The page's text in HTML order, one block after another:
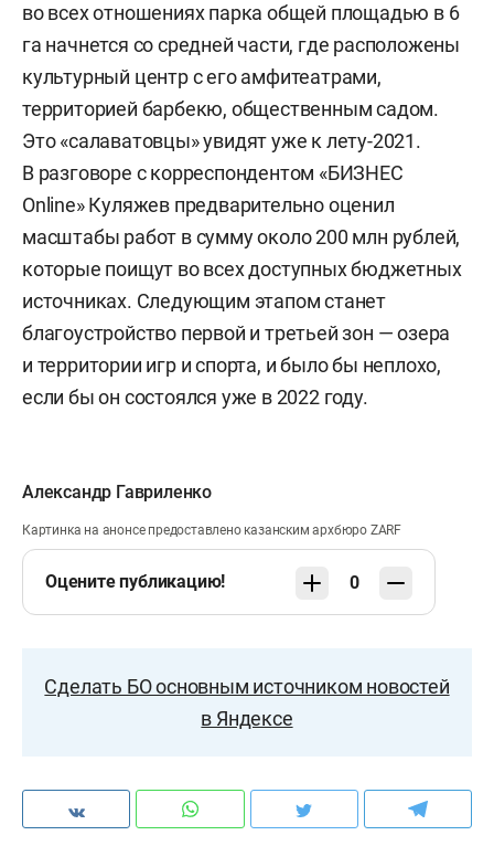
во всех отношениях парка общей площадью в 6
га начнется со средней части, где расположены
культурный центр с его амфитеатрами,
территорией барбекю, общественным садом.
Это «салаватовцы» увидят уже к лету-2021.
В разговоре с корреспондентом «БИЗНЕС
Online» Куляжев предварительно оценил
масштабы работ в сумму около 200 млн рублей,
которые поищут во всех доступных бюджетных
источниках. Следующим этапом станет
благоустройство первой и третьей зон — озера
и территории игр и спорта, и было бы неплохо,
если бы он состоялся уже в 2022 году.
Александр Гавриленко
Картинка на анонсе предоставлено казанским архбюро ZARF
Оцените публикацию! 0
Сделать БО основным источником новостей
в Яндексе